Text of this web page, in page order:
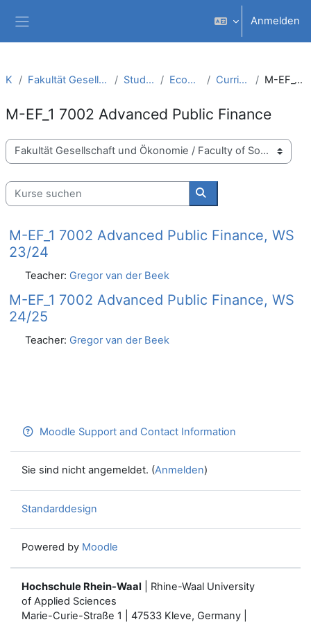
Anmelden
Kurse Fakultät Gesellschaft und Ökonomie / Faculty of Society and Economics Studiengänge / Study Courses Economics and Finance (M.Sc.) Curriculum M-EF (PO 2018/2020) M-EF_1 7002 Advanced Public Finance
M-EF_1 7002 Advanced Public Finance
Kursbereiche
Kurse suchen
Kurse suchen
M-EF_1 7002 Advanced Public Finance, WS
23/24
Teacher: Gregor van der Beek
M-EF_1 7002 Advanced Public Finance, WS
24/25
Teacher: Gregor van der Beek
Moodle Support and Contact Information
Sie sind nicht angemeldet. (Anmelden)
Standarddesign
Powered by Moodle
Hochschule Rhein-Waal | Rhine-Waal University
of Applied Sciences
Marie-Curie-Straße 1 | 47533 Kleve, Germany |